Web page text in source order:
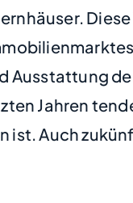
Ausstattung
Jahren
ist. Auch